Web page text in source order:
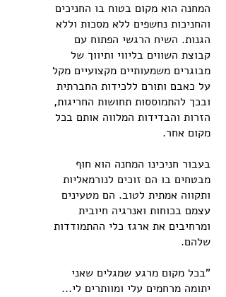
המחנה הוא מקום בטוח בו החניכים
והחניכות נחשפים ללא מסכות וללא
הגנות. השיח הרגשי הפתוח עם
קבוצת השווים בליווי ותיווך של
מבוגרים משמעותיים מקצועיים מקל
על כאבם ותורם ללכידות החברתית
ובכך להתמוססות תחושות החריגות,
הזרות והבדידות המלווה אותם בכל
מקום אחר.
בעבור חניכינו המחנה הוא חוף
מבטחים בו הם זוכים לנורמאליות
ותקווה אמתית לטוב. הם מטעינים
עצמם בכוחות ואנרגיה חיובית
ומרחיבים את ארגז כלי ההתמודדות
שלהם.
"בכל מקום מרגע שמגלים שאני
יתומה מרחמים עלי ומוותרים לי...